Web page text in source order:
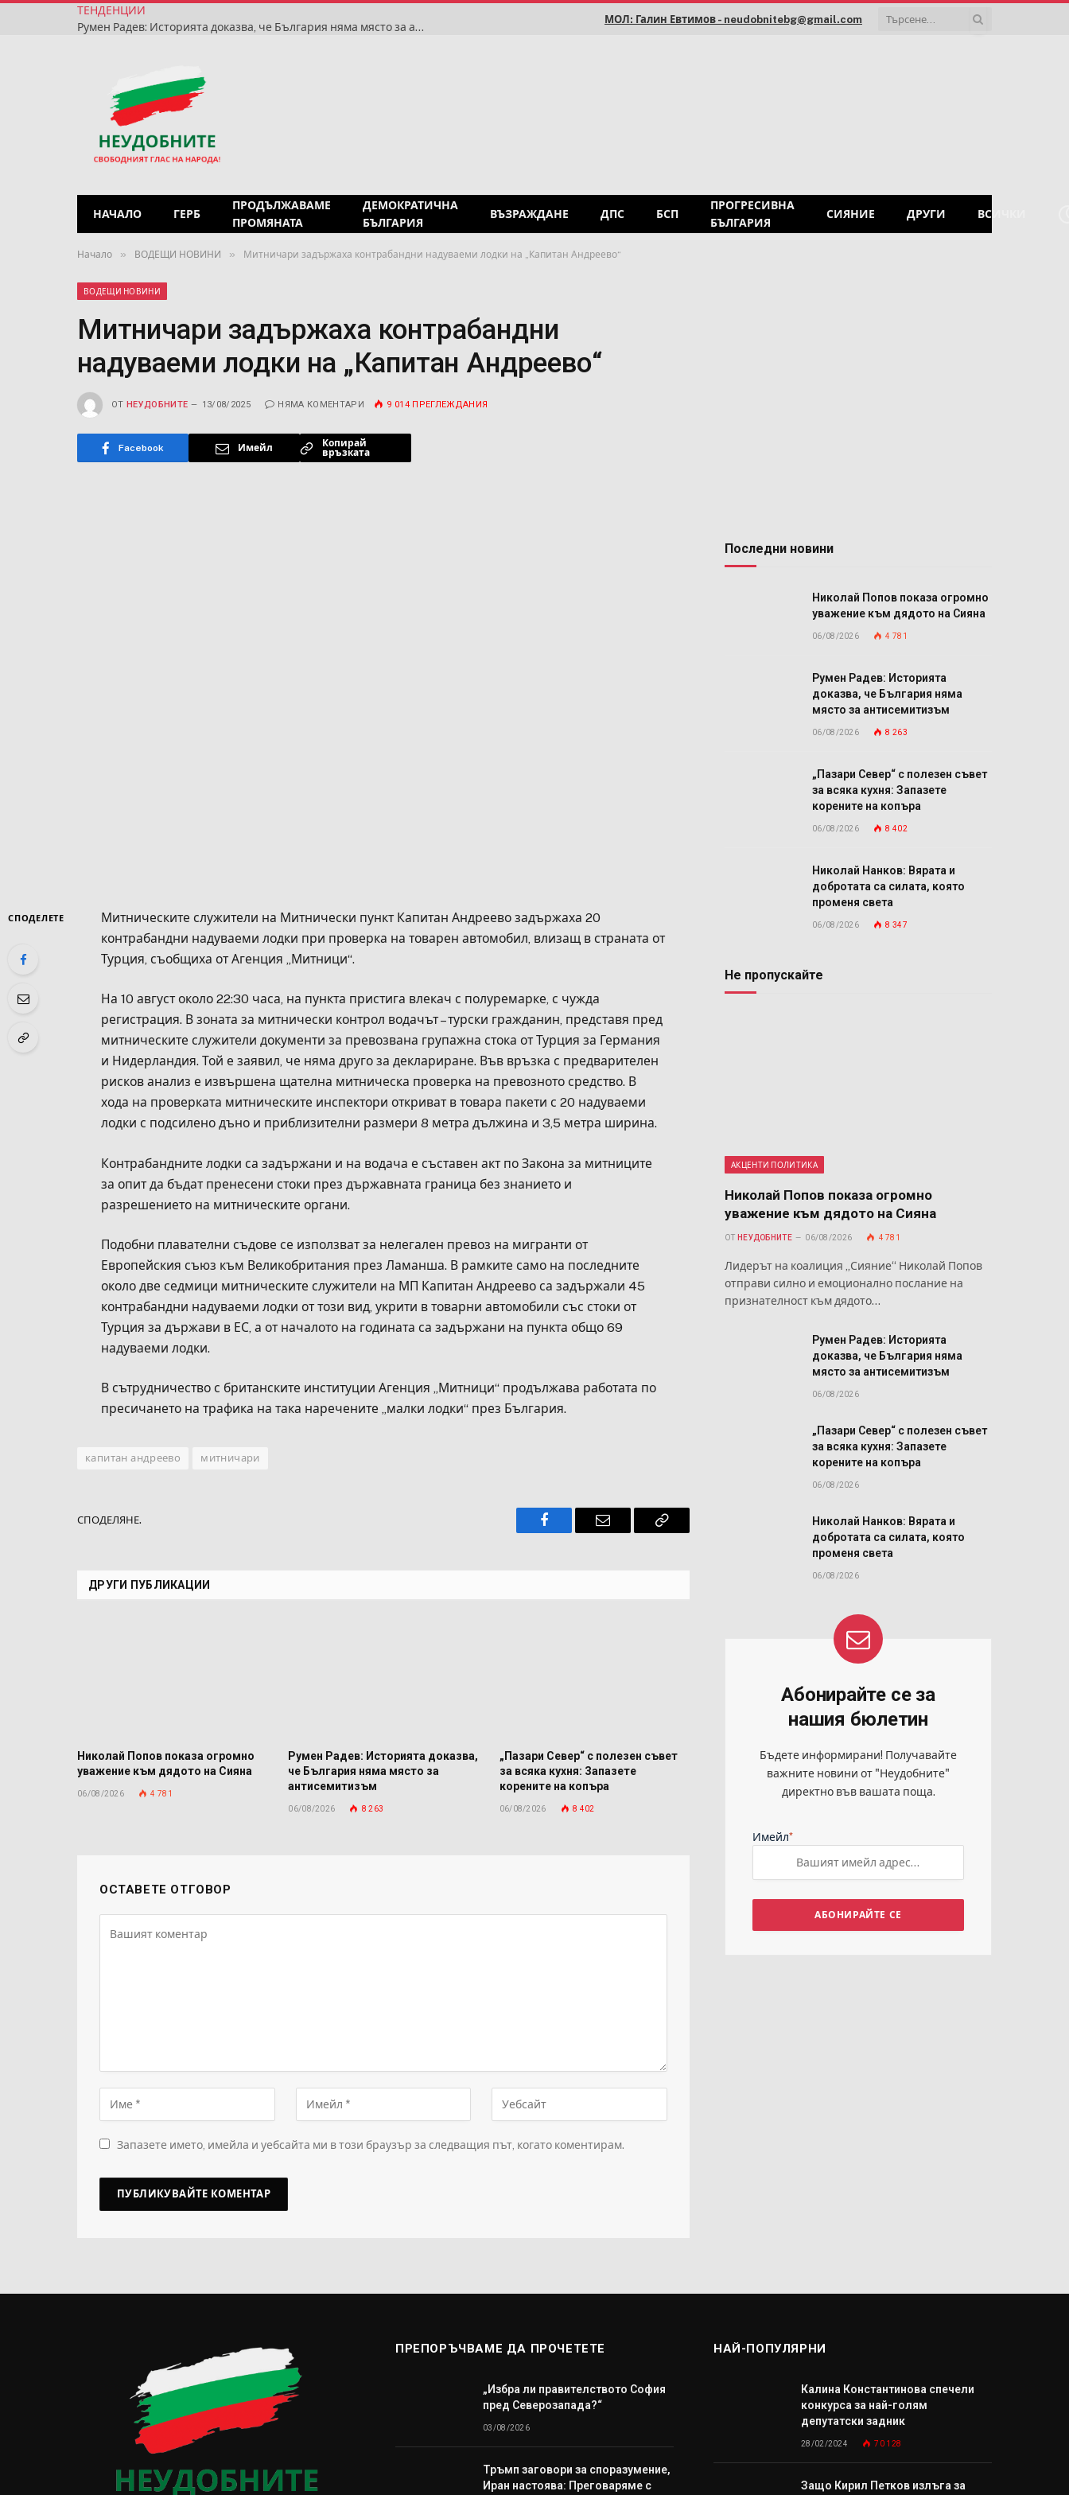
ТЕНДЕНЦИИ
Румен Радев: Историята доказва, че България няма място за антисемитизъм
МОЛ: Галин Евтимов - neudobnitebg@gmail.com
НАЧАЛО ГЕРБ
ПРОДЪЛЖАВАМЕ
ПРОМЯНАТА
ДЕМОКРАТИЧНА
БЪЛГАРИЯ
ВЪЗРАЖДАНЕ ДПС БСП
ПРОГРЕСИВНА
БЪЛГАРИЯ
СИЯНИЕ ДРУГИ ВСИЧКИ
Начало » ВОДЕЩИ НОВИНИ » Митничари задържаха контрабандни надуваеми лодки на „Капитан Андреево“
ВОДЕЩИ НОВИНИ
Митничари задържаха контрабандни
надуваеми лодки на „Капитан Андреево“
ОТ НЕУДОБНИТЕ 13/08/2025 НЯМА КОМЕНТАРИ 9 014 ПРЕГЛЕЖДАНИЯ
Facebook Имейл
Копирай
връзката
СПОДЕЛЕТЕ
Митническите служители на Митнически пункт Капитан Андреево задържаха 20
контрабандни надуваеми лодки при проверка на товарен автомобил, влизащ в страната от
Турция, съобщиха от Агенция „Митници“.
На 10 август около 22:30 часа, на пункта пристига влекач с полуремарке, с чужда
регистрация. В зоната за митнически контрол водачът – турски гражданин, представя пред
митническите служители документи за превозвана групажна стока от Турция за Германия
и Нидерландия. Той е заявил, че няма друго за деклариране. Във връзка с предварителен
рисков анализ е извършена щателна митническа проверка на превозното средство. В
хода на проверката митническите инспектори откриват в товара пакети с 20 надуваеми
лодки с подсилено дъно и приблизителни размери 8 метра дължина и 3,5 метра ширина.
Контрабандните лодки са задържани и на водача е съставен акт по Закона за митниците
за опит да бъдат пренесени стоки през държавната граница без знанието и
разрешението на митническите органи.
Подобни плавателни съдове се използват за нелегален превоз на мигранти от
Европейския съюз към Великобритания през Ламанша. В рамките само на последните
около две седмици митническите служители на МП Капитан Андреево са задържали 45
контрабандни надуваеми лодки от този вид, укрити в товарни автомобили със стоки от
Турция за държави в ЕС, а от началото на годината са задържани на пункта общо 69
надуваеми лодки.
В сътрудничество с британските институции Агенция „Митници“ продължава работата по
пресичането на трафика на така наречените „малки лодки“ през България.
капитан андреево митничари
СПОДЕЛЯНЕ.
Facebook Имейл
Копирай
ДРУГИ ПУБЛИКАЦИИ
Николай Попов показа огромно
уважение към дядото на Сияна
06/08/2026 4 781
Румен Радев: Историята доказва,
че България няма място за
антисемитизъм
06/08/2026 8 263
„Пазари Север“ с полезен съвет
за всяка кухня: Запазете
корените на копъра
06/08/2026 8 402
ОСТАВЕТЕ ОТГОВОР
Запазете името, имейла и уебсайта ми в този браузър за следващия път, когато коментирам.
Последни новини
Николай Попов показа огромно
уважение към дядото на Сияна
06/08/2026 4 781
Румен Радев: Историята
доказва, че България няма
място за антисемитизъм
06/08/2026 8 263
„Пазари Север“ с полезен съвет
за всяка кухня: Запазете
корените на копъра
06/08/2026 8 402
Николай Нанков: Вярата и
добротата са силата, която
променя света
06/08/2026 8 347
Не пропускайте
АКЦЕНТИ ПОЛИТИКА
Николай Попов показа огромно
уважение към дядото на Сияна
ОТ НЕУДОБНИТЕ 06/08/2026 4 781
Лидерът на коалиция „Сияние“ Николай Попов
отправи силно и емоционално послание на
признателност към дядото…
Румен Радев: Историята
доказва, че България няма
място за антисемитизъм
06/08/2026
„Пазари Север“ с полезен съвет
за всяка кухня: Запазете
корените на копъра
06/08/2026
Николай Нанков: Вярата и
добротата са силата, която
променя света
06/08/2026
Абонирайте се за
нашия бюлетин
Бъдете информирани! Получавайте
важните новини от "Неудобните"
директно във вашата поща.
Имейл*
ПРЕПОРЪЧВАМЕ ДА ПРОЧЕТЕТЕ
„Избра ли правителството София
пред Северозапада?“
03/08/2026
Тръмп заговори за споразумение,
Иран настоява: Преговаряме с
НАЙ-ПОПУЛЯРНИ
Калина Константинова спечели
конкурса за най-голям
депутатски задник
28/02/2024 70 128
Защо Кирил Петков излъга за